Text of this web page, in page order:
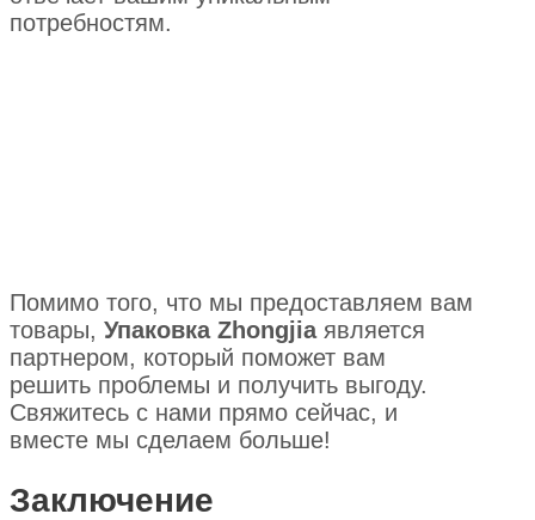
потребностям.
Помимо того, что мы предоставляем вам
товары, Упаковка Zhongjia является
партнером, который поможет вам
решить проблемы и получить выгоду.
Свяжитесь с нами прямо сейчас, и
вместе мы сделаем больше!
Заключение